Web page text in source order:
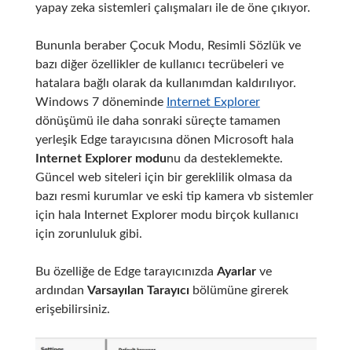
yapay zeka sistemleri çalışmaları ile de öne çıkıyor.
Bununla beraber Çocuk Modu, Resimli Sözlük ve
bazı diğer özellikler de kullanıcı tecrübeleri ve
hatalara bağlı olarak da kullanımdan kaldırılıyor.
Windows 7 döneminde Internet Explorer
dönüşümü ile daha sonraki süreçte tamamen
yerleşik Edge tarayıcısına dönen Microsoft hala
Internet Explorer modunu da desteklemekte.
Güncel web siteleri için bir gereklilik olmasa da
bazı resmi kurumlar ve eski tip kamera vb sistemler
için hala Internet Explorer modu birçok kullanıcı
için zorunluluk gibi.
Bu özelliğe de Edge tarayıcınızda Ayarlarve
ardından Varsayılan Tarayıcı bölümüne girerek
erişebilirsiniz.